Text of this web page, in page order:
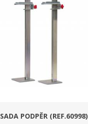
SADA PODPĚR (REF.60998)